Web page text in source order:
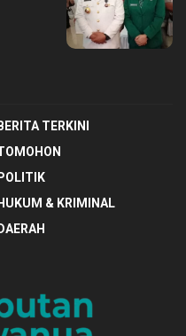
BERITA TERKINI
POLITIK
HUKUM & KRIMINAL
DAERAH